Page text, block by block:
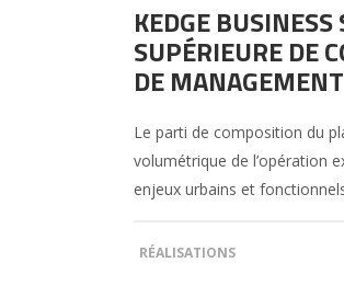
KEDGE BUSINESS
SUPÉRIEURE DE
DE MANAGEMENT
Le parti de composition du
volumétrique de l’opération
enjeux urbains et
RÉALISATIONS